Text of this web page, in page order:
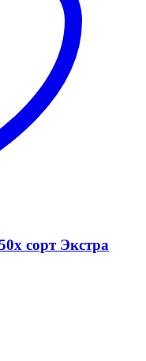
сорт Экстра